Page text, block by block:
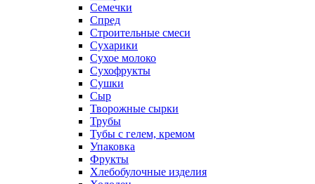
Семечки
Спред
Строительные смеси
Сухарики
Сухое молоко
Сухофрукты
Сушки
Сыр
Творожные сырки
Трубы
Тубы с гелем, кремом
Упаковка
Фрукты
Хлебобулочные изделия